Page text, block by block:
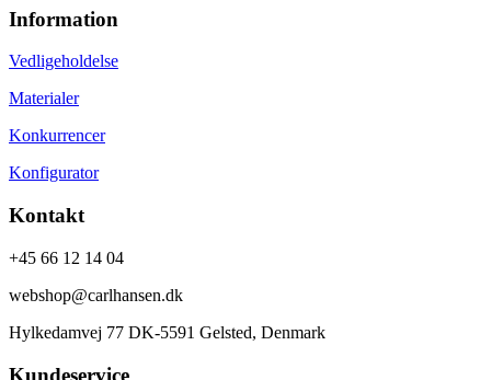
Information
Vedligeholdelse
Materialer
Konkurrencer
Konfigurator
Kontakt
+45 66 12 14 04
webshop@carlhansen.dk
Hylkedamvej 77 DK-5591 Gelsted, Denmark
Kundeservice